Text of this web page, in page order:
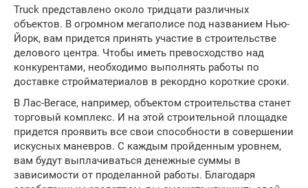
Truck представлено около тридцати различных
объектов. В огромном мегаполисе под названием Нью-
Йорк, вам придется принять участие в строительстве
делового центра. Чтобы иметь превосходство над
конкурентами, необходимо выполнять работы по
доставке стройматериалов в рекордно короткие сроки.
В Лас-Вегасе, например, объектом строительства станет
торговый комплекс. И на этой строительной площадке
придется проявить все свои способности в совершении
искусных маневров. С каждым пройденным уровнем,
вам будут выплачиваться денежные суммы в
зависимости от проделанной работы. Благодаря